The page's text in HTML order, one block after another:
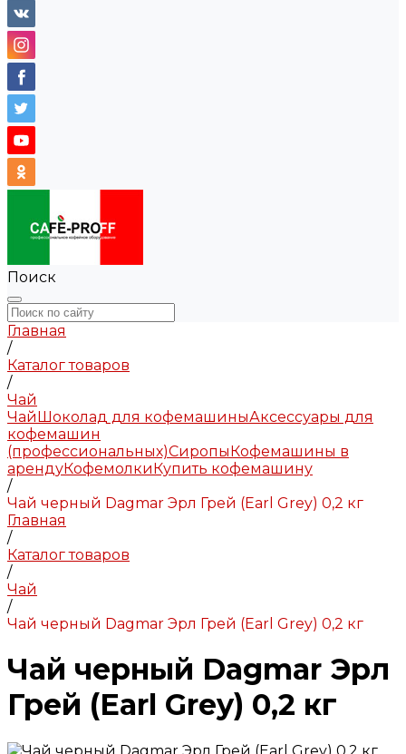
Поиск
Главная
/
Каталог товаров
/
Чай
ЧайШоколад для кофемашиныАксессуары для
кофемашин
(профессиональных)СиропыКофемашины в
арендуКофемолкиКупить кофемашину
/
Чай черный Dagmar Эрл Грей (Earl Grey) 0,2 кг
Главная
/
Каталог товаров
/
Чай
/
Чай черный Dagmar Эрл Грей (Earl Grey) 0,2 кг
Чай черный Dagmar Эрл
Грей (Earl Grey) 0,2 кг